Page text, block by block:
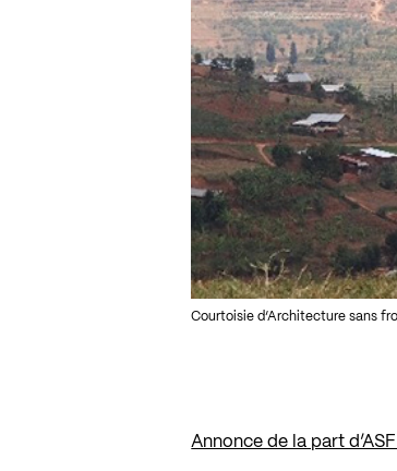
Courtoisie d’Architecture sans
Annonce de la part